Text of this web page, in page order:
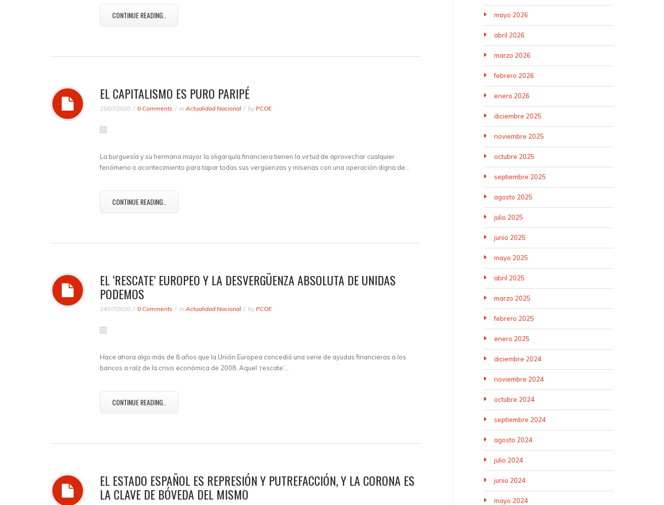
CONTINUE READING..
EL CAPITALISMO ES PURO PARIPÉ
25/07/2020 0 Comments in Actualidad Nacional by PCOE
La burguesía y su hermana mayor la oligarquía financiera tienen la virtud de aprovechar cualquier
fenómeno o acontecimiento para tapar todas sus vergüenzas y miserias con una operación digna de…
CONTINUE READING..
EL ‘RESCATE’ EUROPEO Y LA DESVERGÜENZA ABSOLUTA DE UNIDAS
PODEMOS
24/07/2020 0 Comments in Actualidad Nacional by PCOE
Hace ahora algo más de 8 años que la Unión Europea concedió una serie de ayudas financieras a los
bancos a raíz de la crisis económica de 2008. Aquel ‘rescate’…
CONTINUE READING..
EL ESTADO ESPAÑOL ES REPRESIÓN Y PUTREFACCIÓN, Y LA CORONA ES
LA CLAVE DE BÓVEDA DEL MISMO
mayo 2026
abril 2026
marzo 2026
febrero 2026
enero 2026
diciembre 2025
noviembre 2025
octubre 2025
septiembre 2025
agosto 2025
julio 2025
junio 2025
mayo 2025
abril 2025
marzo 2025
febrero 2025
enero 2025
diciembre 2024
noviembre 2024
octubre 2024
septiembre 2024
agosto 2024
julio 2024
junio 2024
mayo 2024